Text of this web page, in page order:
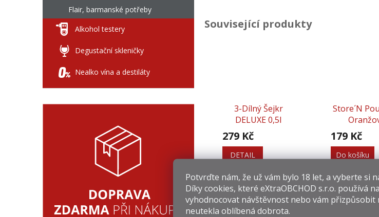
Potvrďte nám​​, že už vám bylo 18 let, a vyberte si
Díky cookies, které eXtraOBCHOD s.r.o. používá
vyhodnocovat návštěvnost nebo vám přizpůsobit
neutekla oblíbená dobrota.
Flair, barmanské potřeby
Alkohol testery
Degustační skleničky
Nealko vína a destiláty
Související produkty
3-Dílný Šejkr
DELUXE 0,5l
279 Kč
DETAIL
Store´n
179 Kč
Do košíku